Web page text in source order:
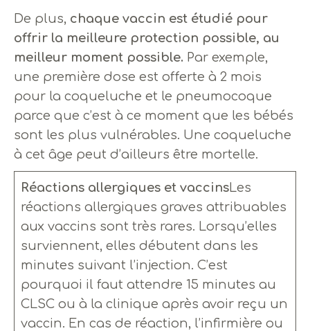
De plus, chaque vaccin est étudié pour
offrir la meilleure protection possible, au
meilleur moment possible. Par exemple,
une première dose est offerte à 2 mois
pour la coqueluche et le pneumocoque
parce que c’est à ce moment que les bébés
sont les plus vulnérables. Une coqueluche
à cet âge peut d’ailleurs être mortelle.
Réactions allergiques et vaccinsLes
réactions allergiques graves attribuables
aux vaccins sont très rares. Lorsqu’elles
surviennent, elles débutent dans les
minutes suivant l’injection. C’est
pourquoi il faut attendre 15 minutes au
CLSC ou à la clinique après avoir reçu un
vaccin. En cas de réaction, l’infirmière ou